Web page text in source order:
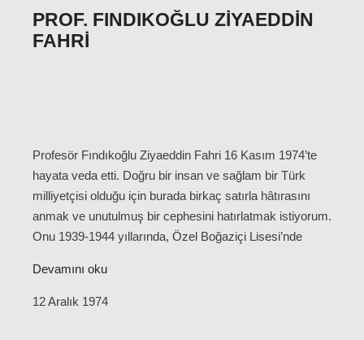
PROF. FINDIKOĞLU ZIYAEDDIN
FAHRI
Profesör Fındıkoğlu Ziyaeddin Fahri 16 Kasım 1974’te
hayata veda etti. Doğru bir insan ve sağlam bir Türk
milliyetçisi olduğu için burada birkaç satırla hâtırasını
anmak ve unutulmuş bir cephesini hatırlatmak istiyorum.
Onu 1939-1944 yıllarında, Özel Boğaziçi Lisesi’nde
Devamını oku
12 Aralık 1974